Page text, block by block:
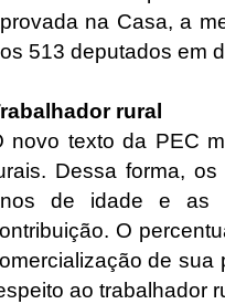
na Casa, a
513 deputados em
rural
novo texto da PEC
Dessa forma,
de idade e as
O
de sua
ao trabalhador